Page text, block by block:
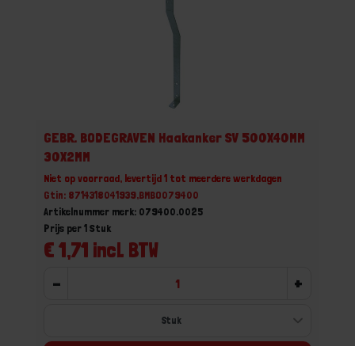
GEBR. BODEGRAVEN Haakanker SV 500X40MM
30X2MM
Niet op voorraad, levertijd 1 tot meerdere werkdagen
Gtin: 8714318041939,BMBO079400
Artikelnummer merk: 079400.0025
€ 1,71 incl. BTW
Prijs per 1 Stuk
- +